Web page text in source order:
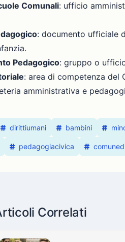
Comunali: ufficio
: documento ufficiale
Pedagogico: gruppo o
: area di competenza del
amministrativa e
dirittiumani bambini
pedagogiacivica
Correlati